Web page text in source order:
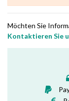
Möchten Sie
Kontaktieren Sie